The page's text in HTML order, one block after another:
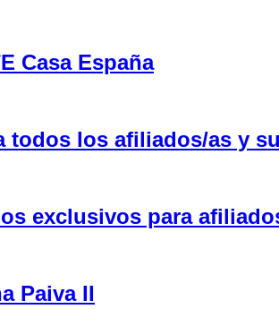
Casa España
todos los afiliados/as y
exclusivos para
Paiva II